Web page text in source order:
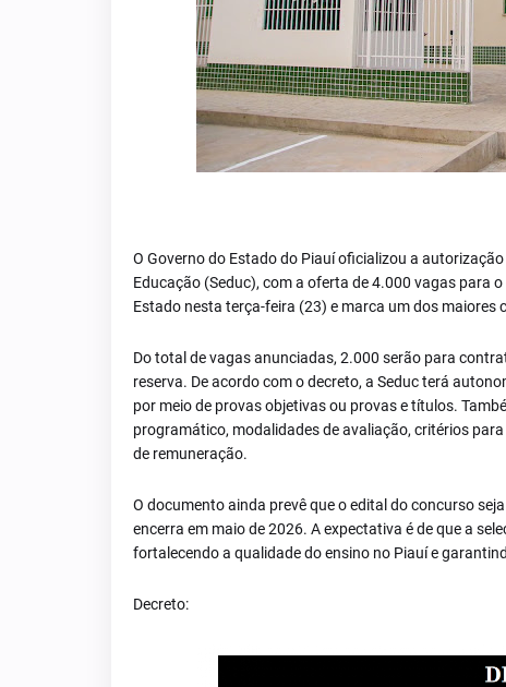
O Governo do Estado do Piauí oficializou a
Educação (Seduc), com a oferta de 4.000 vagas para
Estado nesta terça-feira (23) e marca um dos
Do total de vagas anunciadas, 2.000 serão para
reserva. De acordo com o decreto, a Seduc terá
por meio de provas objetivas ou provas e títulos.
programático, modalidades de avaliação, critérios
de remuneração.
O documento ainda prevê que o edital do concurso
encerra em maio de 2026. A expectativa é de que a
fortalecendo a qualidade do ensino no Piauí e
Decreto: